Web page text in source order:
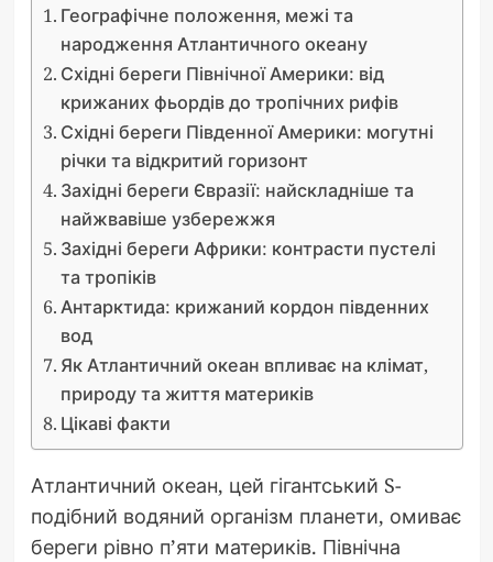
Географічне положення, межі та
народження Атлантичного океану
Східні береги Північної Америки: від
крижаних фьордів до тропічних рифів
Східні береги Південної Америки: могутні
річки та відкритий горизонт
Західні береги Євразії: найскладніше та
найжвавіше узбережжя
Західні береги Африки: контрасти пустелі
та тропіків
Антарктида: крижаний кордон південних
вод
Як Атлантичний океан впливає на клімат,
природу та життя материків
Цікаві факти
Атлантичний океан, цей гігантський S-
подібний водяний організм планети, омиває
береги рівно п’яти материків. Північна